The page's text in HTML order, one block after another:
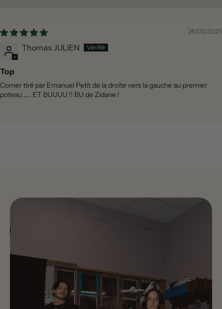
26/05/2025
Thomas JULIEN
Top
Corner tiré par Emanuel Petit de la droite vers la gauche au premier
poteau ..... ET BUUUU !! BU de Zidane !